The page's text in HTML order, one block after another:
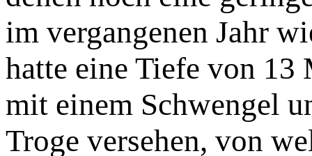
im vergangenen Jahr
hatte eine Tiefe von
mit einem Schwengel
Troge versehen, von